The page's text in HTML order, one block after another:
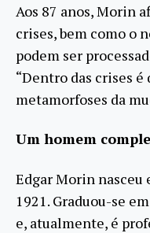
Aos 87 anos, Morin
crises, bem como o
podem ser
“Dentro das crises é
metamorfoses da
Um homem
Edgar Morin nasceu
1921. Graduou-se
e, atualmente, é